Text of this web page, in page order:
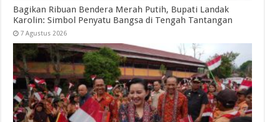
Bagikan Ribuan Bendera Merah Putih, Bupati Landak
Karolin: Simbol Penyatu Bangsa di Tengah Tantangan
7 Agustus 2026